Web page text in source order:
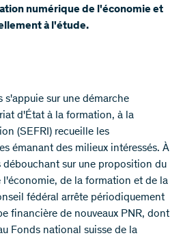
numérique de l'économie et
à l'étude.
s'appuie sur une démarche
d'État à la formation, à la
(SEFRI) recueille les
émanant des milieux intéressés. À
débouchant sur une proposition du
l'économie, de la formation et de la
fédéral arrête périodiquement
financière de nouveaux PNR, dont
Fonds national suisse de la